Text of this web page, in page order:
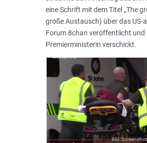
eine Schrift mit dem Titel „The
große Austausch) über das US-
Forum 8chan veröffentlicht und
Premierministerin verschickt.
Bild: